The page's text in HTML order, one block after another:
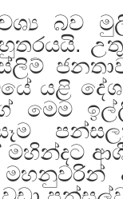
බව
යළි
මෙම